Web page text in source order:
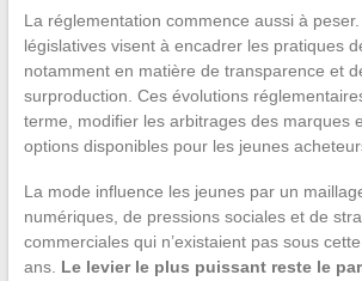
La réglementation commence aussi à
législatives visent à encadrer les pratiques
notamment en matière de transparence et
surproduction. Ces évolutions
terme, modifier les arbitrages des marques
options disponibles pour les jeunes
La mode influence les jeunes par un
numériques, de pressions sociales et de
commerciales qui n’existaient pas sous
ans. Le levier le plus puissant reste le